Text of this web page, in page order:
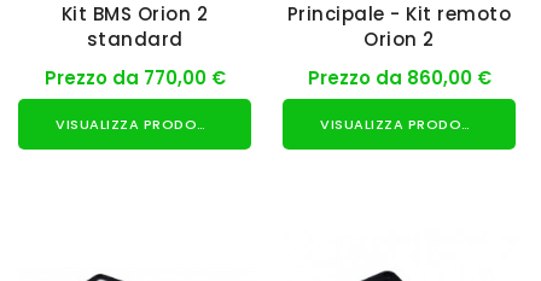
Kit BMS Orion 2
standard
Prezzo da 770,00 €
VISUALIZZA PRODOTTO
Principale - Kit remoto
Orion 2
Prezzo da 860,00 €
VISUALIZZA PRODOTTO